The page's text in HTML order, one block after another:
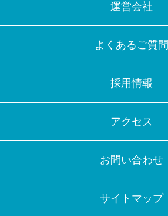
運営会社
よくあるご質問
採用情報
アクセス
お問い合わせ
サイトマップ